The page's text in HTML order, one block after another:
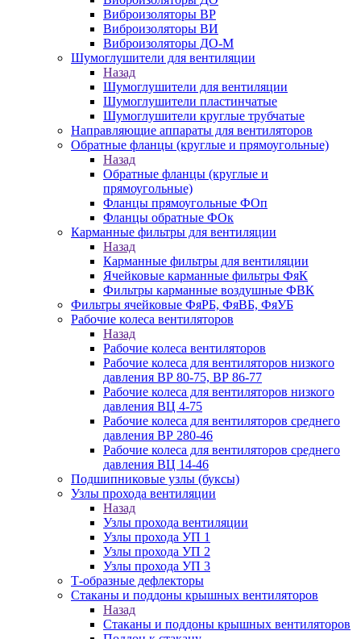
Виброизоляторы ВР
Виброизоляторы ВИ
Виброизоляторы ДО-М
Шумоглушители для вентиляции
Назад
Шумоглушители для вентиляции
Шумоглушители пластинчатые
Шумоглушители круглые трубчатые
Направляющие аппараты для вентиляторов
Обратные фланцы (круглые и прямоугольные)
Назад
Обратные фланцы (круглые и
прямоугольные)
Фланцы прямоугольные ФОп
Фланцы обратные ФОк
Карманные фильтры для вентиляции
Назад
Карманные фильтры для вентиляции
Ячейковые карманные фильтры ФяК
Фильтры карманные воздушные ФВК
Фильтры ячейковые ФяРБ, ФяВБ, ФяУБ
Рабочие колеса вентиляторов
Назад
Рабочие колеса вентиляторов
Рабочие колеса для вентиляторов низкого
давления ВР 80-75, ВР 86-77
Рабочие колеса для вентиляторов низкого
давления ВЦ 4-75
Рабочие колеса для вентиляторов среднего
давления ВР 280-46
Рабочие колеса для вентиляторов среднего
давления ВЦ 14-46
Подшипниковые узлы (буксы)
Узлы прохода вентиляции
Назад
Узлы прохода вентиляции
Узлы прохода УП 1
Узлы прохода УП 2
Узлы прохода УП 3
Т-образные дефлекторы
Стаканы и поддоны крышных вентиляторов
Назад
Стаканы и поддоны крышных вентиляторов